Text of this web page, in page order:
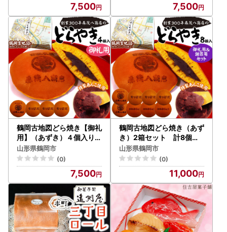
7,500 7,500
鶴岡古地図どら焼き【御礼
用】（あずき）４個入り
森茂八商店
山形県鶴岡市
(0)
7,500
鶴岡古地図どら焼き（あず
き）2箱セット 計8個
森茂八商店
山形県鶴岡市
(0)
11,000